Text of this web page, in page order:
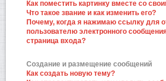
Как поместить картинку вместе со
Что такое звание и как изменить его?
Почему, когда я нажимаю ссылку для
пользователю электронного
страница входа?
Создание и размещение сообщений
Как создать новую тему?